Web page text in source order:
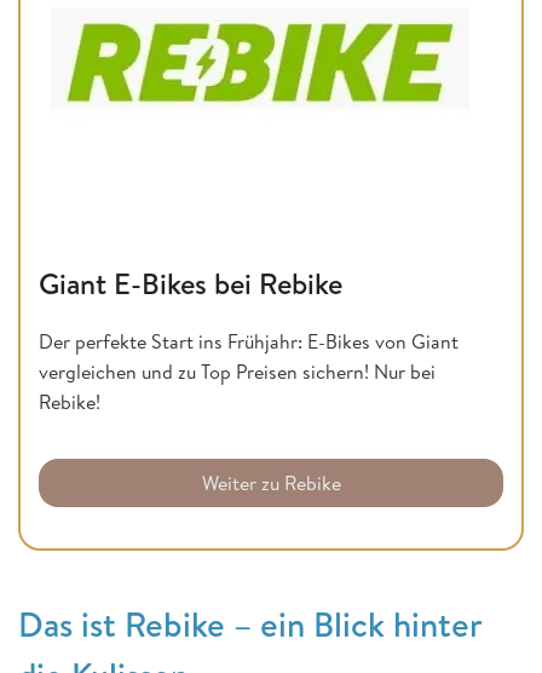
Giant E-Bikes bei Rebike
Der perfekte Start ins Frühjahr: E-Bikes von Giant
vergleichen und zu Top Preisen sichern! Nur bei
Rebike!
Weiter zu Rebike
Das ist Rebike – ein Blick hinter